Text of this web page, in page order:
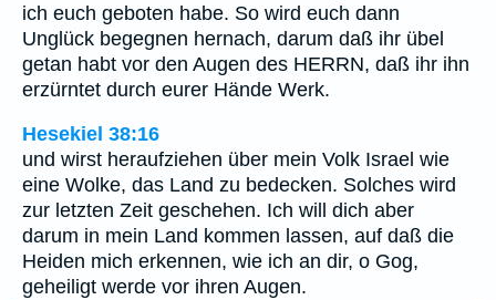
ich euch geboten habe. So wird euch dann
Unglück begegnen hernach, darum daß ihr übel
getan habt vor den Augen des HERRN, daß ihr ihn
erzürntet durch eurer Hände Werk.
Hesekiel 38:16
und wirst heraufziehen über mein Volk Israel wie
eine Wolke, das Land zu bedecken. Solches wird
zur letzten Zeit geschehen. Ich will dich aber
darum in mein Land kommen lassen, auf daß die
Heiden mich erkennen, wie ich an dir, o Gog,
geheiligt werde vor ihren Augen.